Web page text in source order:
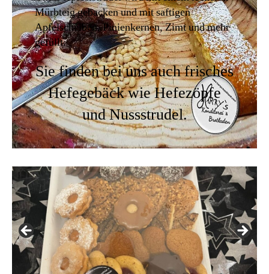
Mürbteig gebacken und mit saftigen
Apfelscheiben, Pinienkernen, Zimt und mehr
gefüllt.
Sie finden bei uns auch frisches
Hefegebäck wie Hefezöpfe
und Nussstrudel.